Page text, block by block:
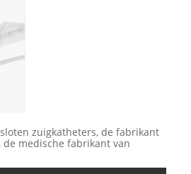
zuigkatheters, de fabrikant
medische fabrikant van